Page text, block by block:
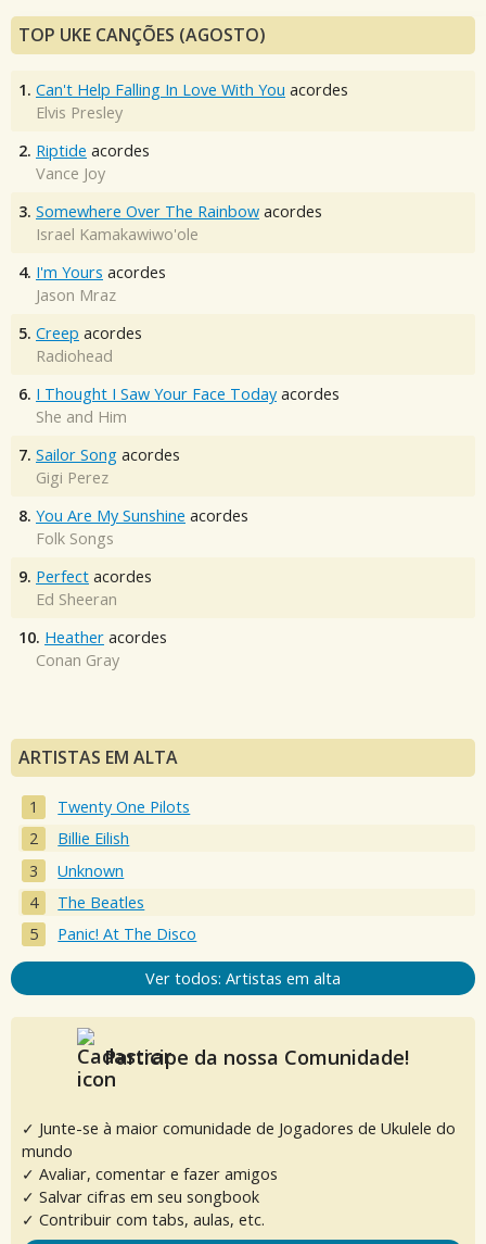
TOP UKE CANÇÕES (AGOSTO)
1. Can't Help Falling In Love With You acordes
Elvis Presley
2. Riptide acordes
Vance Joy
3. Somewhere Over The Rainbow acordes
Israel Kamakawiwo'ole
4. I'm Yours acordes
Jason Mraz
5. Creep acordes
Radiohead
6. I Thought I Saw Your Face Today acordes
She and Him
7. Sailor Song acordes
Gigi Perez
8. You Are My Sunshine acordes
Folk Songs
9. Perfect acordes
Ed Sheeran
10. Heather acordes
Conan Gray
ARTISTAS EM ALTA
Twenty One Pilots
Billie Eilish
Unknown
The Beatles
Panic! At The Disco
Ver todos: Artistas em alta
Participe da nossa Comunidade!
✓ Junte-se à maior comunidade de Jogadores de Ukulele do
mundo
✓ Avaliar, comentar e fazer amigos
✓ Salvar cifras em seu songbook
✓ Contribuir com tabs, aulas, etc.